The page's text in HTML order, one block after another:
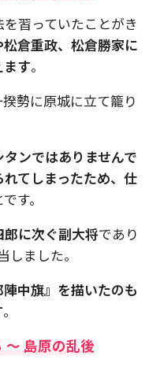
習っていたことがき
倉重政、松倉勝家に
ます。
勢に原城に立て籠り
ンではありませんで
てしまったため、仕
す。
郎に次ぐ副大将であり
ました。
陣中旗』を描いたのも
。
〜 島原の乱後